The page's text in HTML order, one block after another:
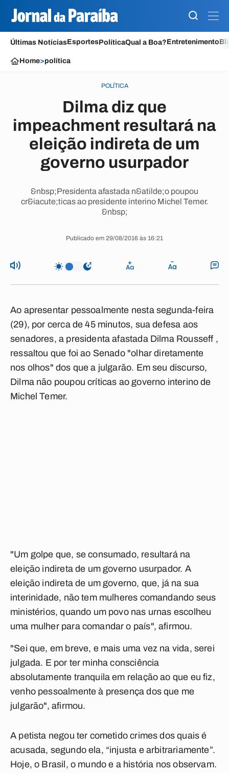
Últimas NotíciasEsportesPolíticaQual a Boa?Entretenimento
Home>política
POLÍTICA
Dilma diz que
impeachment resultará na
eleição indireta de um
governo usurpador
&nbsp;Presidenta afastada n&atilde;o poupou
cr&iacute;ticas ao presidente interino Michel Temer.
&nbsp;
Publicado em 29/08/2016 às 16:21
Ao apresentar pessoalmente nesta segunda-feira
(29), por cerca de 45 minutos, sua defesa aos
senadores, a presidenta afastada Dilma Rousseff ,
ressaltou que foi ao Senado "olhar diretamente
nos olhos" dos que a julgarão. Em seu discurso,
Dilma não poupou críticas ao governo interino de
Michel Temer.
"Um golpe que, se consumado, resultará na
eleição indireta de um governo usurpador. A
eleição indireta de um governo, que, já na sua
interinidade, não tem mulheres comandando seus
ministérios, quando um povo nas urnas escolheu
uma mulher para comandar o país", afirmou.
"Sei que, em breve, e mais uma vez na vida, serei
julgada. E por ter minha consciência
absolutamente tranquila em relação ao que eu fiz,
venho pessoalmente à presença dos que me
julgarão", afirmou.
A petista negou ter cometido crimes dos quais é
acusada, segundo ela, “injusta e arbitrariamente”.
Hoje, o Brasil, o mundo e a história nos observam.